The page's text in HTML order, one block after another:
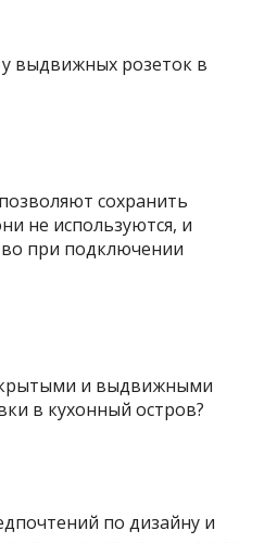
выдвижных розеток в
сохранить
не используются, и
при подключении
и выдвижными
в кухонный остров?
по дизайну и